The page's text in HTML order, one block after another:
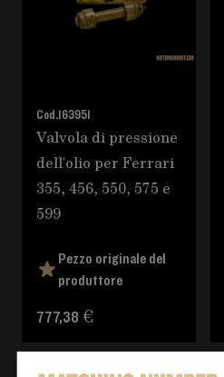
Cod.163951
Valvola di pressione
dell'olio per Ferrari
355, 456, 550, 575 e
599
Pezzo originale del
produttore
777,38 €